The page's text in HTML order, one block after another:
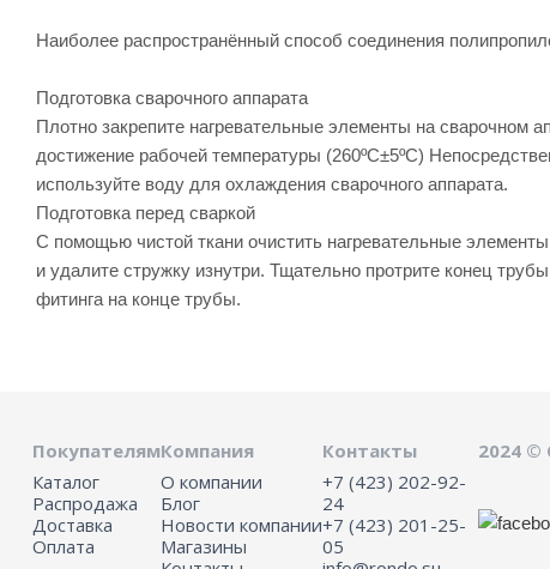
Наиболее распространённый способ соединения
Подготовка сварочного аппарата
Плотно закрепите нагревательные элементы на сварочном
достижение рабочей температуры (260ºC±5ºC)
используйте воду для охлаждения сварочного аппарата.
Подготовка перед сваркой
С помощью чистой ткани очистить нагревательные
и удалите стружку изнутри. Тщательно протрите конец
фитинга на конце трубы.
Покупателям
Каталог
Распродажа
Доставка
Оплата
Компания
О компании
Блог
Новости компании
Магазины
Контакты
+7 (423) 202-92-
24
+7 (423) 201-25-
05
2024 ©